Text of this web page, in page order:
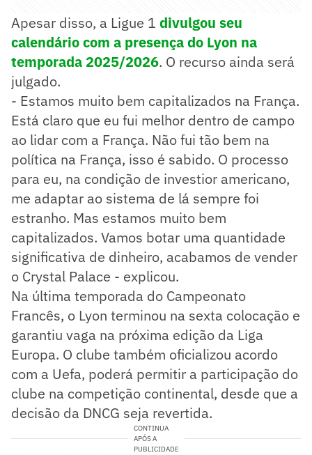
Apesar disso, a Ligue 1 divulgou seu
calendário com a presença do Lyon na
temporada 2025/2026. O recurso ainda será
julgado.
- Estamos muito bem capitalizados na França.
Está claro que eu fui melhor dentro de campo
ao lidar com a França. Não fui tão bem na
política na França, isso é sabido. O processo
para eu, na condição de investior americano,
me adaptar ao sistema de lá sempre foi
estranho. Mas estamos muito bem
capitalizados. Vamos botar uma quantidade
significativa de dinheiro, acabamos de vender
o Crystal Palace - explicou.
Na última temporada do Campeonato
Francês, o Lyon terminou na sexta colocação e
garantiu vaga na próxima edição da Liga
Europa. O clube também oficializou acordo
com a Uefa, poderá permitir a participação do
clube na competição continental, desde que a
decisão da DNCG seja revertida.
CONTINUA
APÓS A
PUBLICIDADE